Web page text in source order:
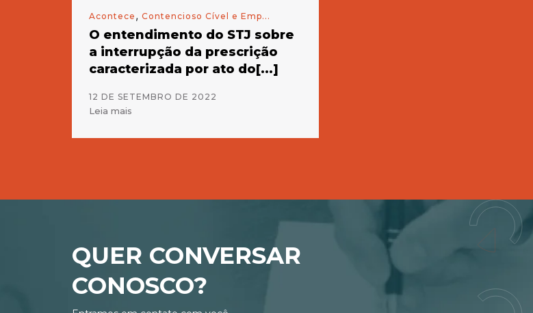
Acontece , Contencioso Cível e Emp...
O entendimento do STJ sobre
a interrupção da prescrição
caracterizada por ato do[...]
12 DE SETEMBRO DE 2022
Leia mais
QUER CONVERSAR
CONOSCO?